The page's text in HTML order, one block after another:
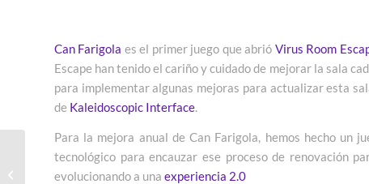
Can Farigola es el primer juego que abrió Virus Room
Escape han tenido el cariño y cuidado de mejorar la sala
para implementar algunas mejoras para actualizar esta
de Kaleidoscopic Interface.
Para la mejora anual de Can Farigola, hemos hecho un
tecnológico para encauzar ese proceso de renovación
evolucionando a una experiencia 2.0
Roomions Escape Room
– Electrónica, juegos y